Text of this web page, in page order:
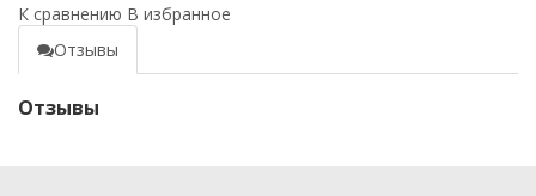
К сравнению В избранное
Отзывы
Отзывы